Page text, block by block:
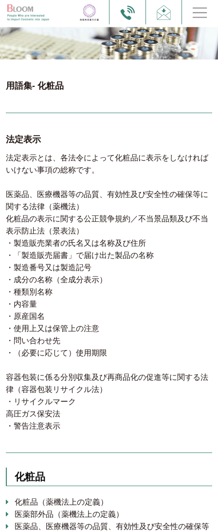
用語集- 化粧品
法定表示
法定表示とは、各法令によって化粧品に表示をしなければ
いけない事項の総称です。
医薬品、医療機器等の品質、有効性及び安全性の確保等に
関する法律（薬機法）
化粧品の表示に関する公正競争規約／不当景品類及び不当
表示防止法（景表法）
・製造販売業者の氏名又は名称及び住所
・「製造販売届書」で届け出た製品の名称
・製造番号又は製造記号
・成分の名称（全成分表示）
・種類別名称
・内容量
・原産国名
・使用上又は保管上の注意
・問い合わせ先
・（必要に応じて）使用期限
容器包装に係る分別収集及び再商品化の促進等に関する法
律（容器包装リサイクル法）
・リサイクルマーク
高圧ガス保安法
・警告注意表示
化粧品
化粧品（薬機法上の定義）
医薬部外品（薬機法上の定義）
医薬品、医療機器等の品質、有効性及び安全性の確保等